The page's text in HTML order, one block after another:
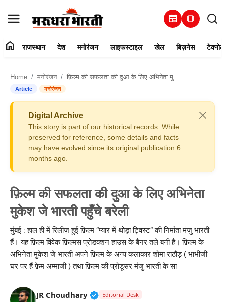
newspaper amp_stories
संपर्क करें
राजस्थान
मनोरंजन
लाइफस्टाइल
खेल
बिज़नेस
टेक्नोलॉजी
शिक्षा
home राजस्थान देश मनोरंजन लाइफस्टाइल खेल बिज़नेस
Home मनोरंजन फ़िल्म की सफलता की दुआ के लिए अभिनेता मुकेश जे भारती पहुँचे बरेली
Article मनोरंजन
Digital Archive
This story is part of our historical records. While
preserved for reference, some details and facts
may have evolved since its original publication 6
months ago.
फ़िल्म की सफलता की दुआ के लिए अभिनेता
मुकेश जे भारती पहुँचे बरेली
मुंबई : हाल ही में रिलीज़ हुई फ़िल्म “प्यार में थोड़ा ट्विस्ट“ की निर्माता मंजु भारती
हैं। यह फ़िल्म विवेक फ़िल्मस प्रोडक्शन हाउस के बैनर तले बनी है। फ़िल्म के
अभिनेता मुकेश जे भारती अपने फ़िल्म के अन्य कलाकार शोमा राठौड़ ( भाभीजी
घर पर हैं फ़ेम अम्माजी ) तथा फ़िल्म की प्रोडूसर मंजु भारती के सा
JR Choudhary Verified Public Figure • 30 Mar,
Editorial Desk